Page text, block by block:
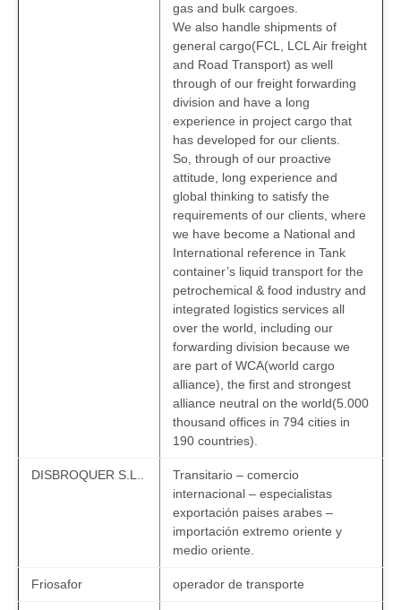
gas and bulk cargoes.
We also handle shipments of
general cargo(FCL, LCL Air freight
and Road Transport) as well
through of our freight forwarding
division and have a long
experience in project cargo that
has developed for our clients.
So, through of our proactive
attitude, long experience and
global thinking to satisfy the
requirements of our clients, where
we have become a National and
International reference in Tank
container’s liquid transport for the
petrochemical & food industry and
integrated logistics services all
over the world, including our
forwarding division because we
are part of WCA(world cargo
alliance), the first and strongest
alliance neutral on the world(5.000
thousand offices in 794 cities in
190 countries).
DISBROQUER S.L..
Transitario – comercio
internacional – especialistas
exportación paises arabes –
importación extremo oriente y
medio oriente.
Friosafor operador de transporte